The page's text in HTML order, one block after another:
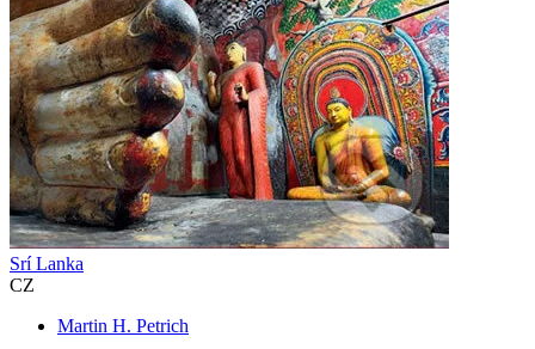
Srí Lanka
CZ
Martin H. Petrich